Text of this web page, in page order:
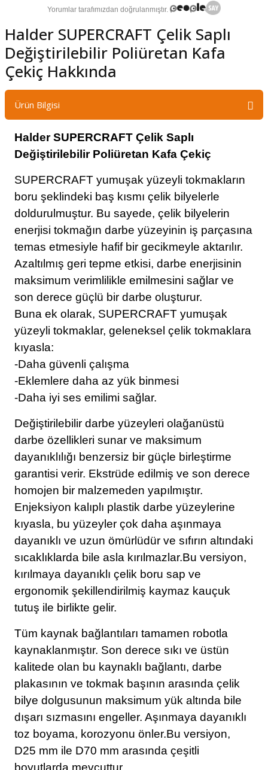
Halder SUPERCRAFT Çelik Saplı
Değiştirilebilir Poliüretan Kafa
Çekiç Hakkında
Ürün Bilgisi
Halder SUPERCRAFT Çelik Saplı
Değiştirilebilir Poliüretan Kafa Çekiç
SUPERCRAFT yumuşak yüzeyli tokmakların
boru şeklindeki baş kısmı çelik bilyelerle
doldurulmuştur. Bu sayede, çelik bilyelerin
enerjisi tokmağın darbe yüzeyinin iş parçasına
temas etmesiyle hafif bir gecikmeyle aktarılır.
Azaltılmış geri tepme etkisi, darbe enerjisinin
maksimum verimlilikle emilmesini sağlar ve
son derece güçlü bir darbe oluşturur.
Buna ek olarak, SUPERCRAFT yumuşak
yüzeyli tokmaklar, geleneksel çelik tokmaklara
kıyasla:
-Daha güvenli çalışma
-Eklemlere daha az yük binmesi
-Daha iyi ses emilimi sağlar.
Değiştirilebilir darbe yüzeyleri olağanüstü
darbe özellikleri sunar ve maksimum
dayanıklılığı benzersiz bir güçle birleştirme
garantisi verir. Ekstrüde edilmiş ve son derece
homojen bir malzemeden yapılmıştır.
Enjeksiyon kalıplı plastik darbe yüzeylerine
kıyasla, bu yüzeyler çok daha aşınmaya
dayanıklı ve uzun ömürlüdür ve sıfırın altındaki
sıcaklıklarda bile asla kırılmazlar.Bu versiyon,
kırılmaya dayanıklı çelik boru sap ve
ergonomik şekillendirilmiş kaymaz kauçuk
tutuş ile birlikte gelir.
Tüm kaynak bağlantıları tamamen robotla
kaynaklanmıştır. Son derece sıkı ve üstün
kalitede olan bu kaynaklı bağlantı, darbe
plakasının ve tokmak başının arasında çelik
bilye dolgusunun maksimum yük altında bile
dışarı sızmasını engeller. Aşınmaya dayanıklı
toz boyama, korozyonu önler.Bu versiyon,
D25 mm ile D70 mm arasında çeşitli
boyutlarda mevcuttur.